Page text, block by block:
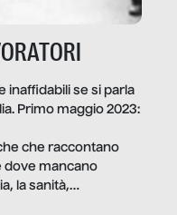
inaffidabili se si parla
Primo maggio 2023:
che raccontano
dove mancano
la sanità,